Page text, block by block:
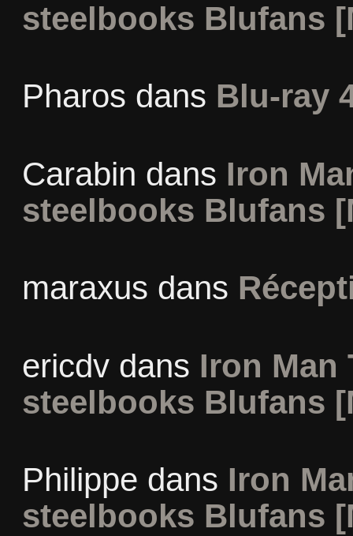
steelbooks Blufans
Pharos dans Blu-ray
Carabin dans Iron
steelbooks Blufans
maraxus dans
ericdvdans Iron Man
steelbooks Blufans
Philippe dans Iron
steelbooks Blufans